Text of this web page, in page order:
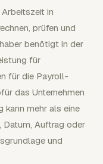
in
prüfen und
benötigt in der
für
für die Payroll-
das Unternehmen
kann mehr als eine
Datum, Auftrag oder
und